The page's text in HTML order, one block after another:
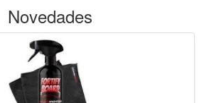
Novedades